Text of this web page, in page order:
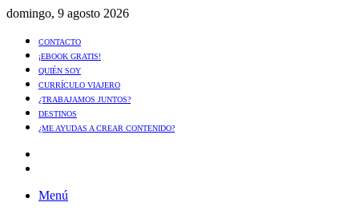
domingo, 9 agosto 2026
CONTACTO
¡EBOOK GRATIS!
QUIÉN SOY
CURRÍCULO VIAJERO
¿TRABAJAMOS JUNTOS?
DESTINOS
¿ME AYUDAS A CREAR CONTENIDO?
Menú